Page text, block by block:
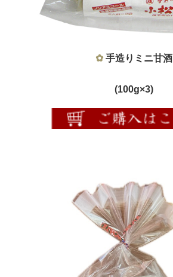
✿ 手造りミニ甘酒
(100g×3)